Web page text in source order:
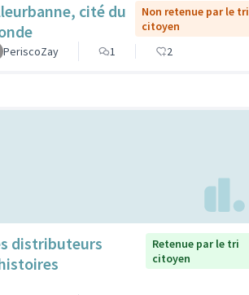
cité du
Non retenue par le tri
citoyen
PeriscoZay
1 2
distributeurs
Retenue par le tri
citoyen